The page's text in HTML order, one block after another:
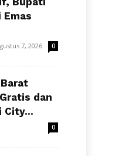
Emas
7, 2026 0
dan
City...
0